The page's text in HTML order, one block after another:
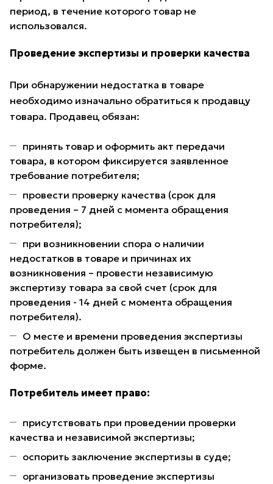
период, в течение которого товар не
использовался.
Проведение экспертизы и проверки качества
При обнаружении недостатка в товаре
необходимо изначально обратиться к продавцу
товара. Продавец обязан:
принять товар и оформить акт передачи
товара, в котором фиксируется заявленное
требование потребителя;
провести проверку качества (срок для
проведения – 7 дней с момента обращения
потребителя);
при возникновении спора о наличии
недостатков в товаре и причинах их
возникновения – провести независимую
экспертизу товара за свой счет (срок для
проведения - 14 дней с момента обращения
потребителя).
О месте и времени проведения экспертизы
потребитель должен быть извещен в письменной
форме.
Потребитель имеет право:
присутствовать при проведении проверки
качества и независимой экспертизы;
оспорить заключение экспертизы в суде;
организовать проведение экспертизы